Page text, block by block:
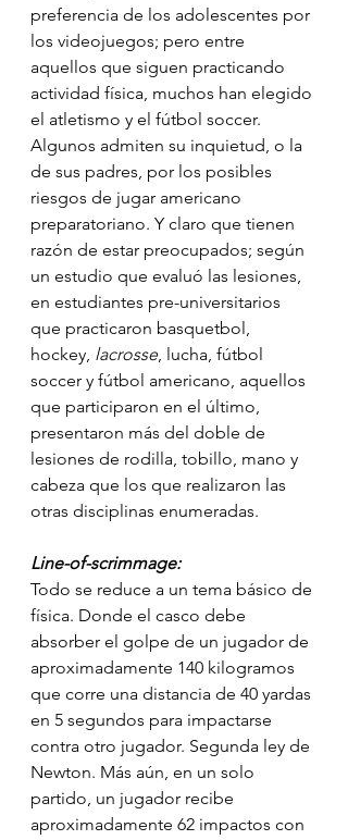
preferencia de los adolescentes por
los videojuegos; pero entre
aquellos que siguen practicando
actividad física, muchos han elegido
el atletismo y el fútbol soccer.
Algunos admiten su inquietud, o la
de sus padres, por los posibles
riesgos de jugar americano
preparatoriano. Y claro que tienen
razón de estar preocupados; según
un estudio que evaluó las lesiones,
en estudiantes pre-universitarios
que practicaron basquetbol,
hockey, lacrosse, lucha, fútbol
soccer y fútbol americano, aquellos
que participaron en el último,
presentaron más del doble de
lesiones de rodilla, tobillo, mano y
cabeza que los que realizaron las
otras disciplinas enumeradas.
Line-of-scrimmage:
Todo se reduce a un tema básico de
física. Donde el casco debe
absorber el golpe de un jugador de
aproximadamente 140 kilogramos
que corre una distancia de 40 yardas
en 5 segundos para impactarse
contra otro jugador. Segunda ley de
Newton. Más aún, en un solo
partido, un jugador recibe
aproximadamente 62 impactos con